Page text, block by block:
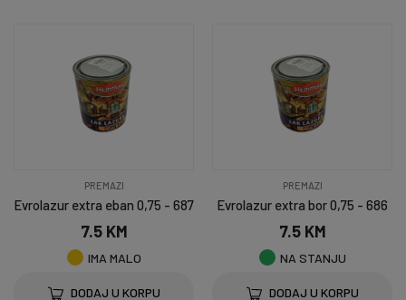
PREMAZI
Evrolazur extra eban 0,75 - 687
7.5 KM
IMA MALO
DODAJ U KORPU
PREMAZI
Evrolazur extra bor 0,75 - 686
7.5 KM
NA STANJU
DODAJ U KORPU